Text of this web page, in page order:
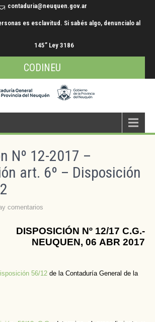
contaduria@neuquen.gov.ar
es esclavitud. Si sabés algo, denuncialo al
145” Ley 3186
CODINEU
Nº 12-2017 –
art. 6º – Disposición
comentarios
DISPOSICIÓN Nº 12/17 C.G.-
NEUQUEN, 06 ABR 2017
56/12 de la Contaduría General de la